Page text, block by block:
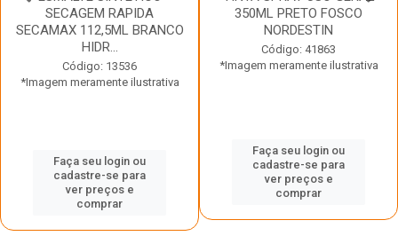
SECAGEM RAPIDA
SECAMAX 112,5ML BRANCO
HIDR...
Código: 13536
*Imagem meramente ilustrativa
Faça seu login ou
cadastre-se para
ver preços e
comprar
350ML PRETO FOSCO
NORDESTIN
Código: 41863
*Imagem meramente ilustrativa
Faça seu login ou
cadastre-se para
ver preços e
comprar